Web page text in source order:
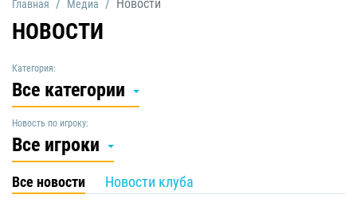
Главная Медиа Новости
НОВОСТИ
Категория:
Все категории
Новость по игроку:
Все игроки
Все новости Новости клуба